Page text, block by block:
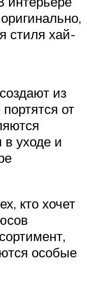
стиля хай-
из
от
уходе и
кто хочет
особые